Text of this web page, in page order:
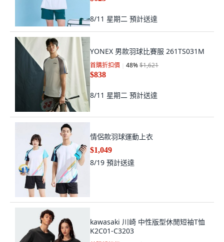
8/11 星期二 預計送達
YONEX 男款羽球比賽服 261TS031M
首購折扣價 48%$1,621
$838
8/11 星期二 預計送達
情侶款羽球運動上衣
$1,049
8/19 預計送達
kawasaki 川崎 中性版型休閒短袖T恤
K2C01-C3203